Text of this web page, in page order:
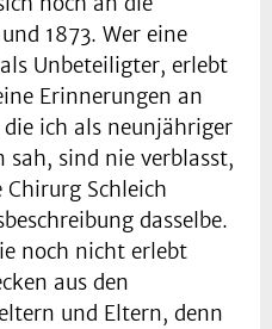
1873. Wer eine
Unbeteiligter, erlebt
Erinnerungen an
ich als neunjähriger
sah, sind nie verblasst,
Schleich
dasselbe.
noch nicht erlebt
aus den
und Eltern, denn